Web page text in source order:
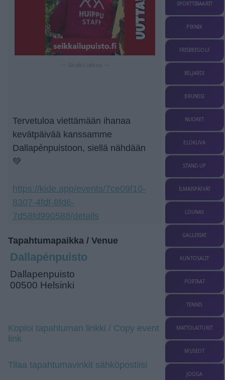
Tervetuloa viettämään ihanaa
kevätpäivää kanssamme
Dallapénpuistoon, siellä nähdään
💚
https://kide.app/events/7ce09f10-
8307-4fdf-8fd6-
7d58fd990588/details
Tapahtumapaikka / Venue
Dallapénpuisto
Dallapenpuisto
00500 Helsinki
Kopioi tapahtuman linkki / Copy event
link
Tilaa tapahtumavinkit sähköpostiisi
SPORTTIBAARIT
PIKNIK
FRISBEEGOLF
BILJARDI
BRUNSSI
NUORET
ELOKUVA
STAND-UP
ILMAISPÄIVÄT
LOUNAS
GALLERIAT
KUNTOSALIT
PORTAAT
TENNIS
MATTOLAITURIT
MUSEOT
JOOGA